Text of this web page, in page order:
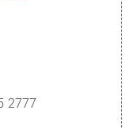
2777